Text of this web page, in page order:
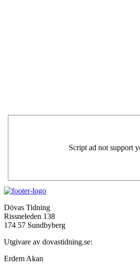
Dövas Tidning
Rissneleden 138
174 57 Sundbyberg
Utgivare av dovastidning.se:
Erdem Akan